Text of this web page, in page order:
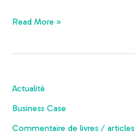
Read More »
Actualité
Business Case
Commentaire de livres / articles